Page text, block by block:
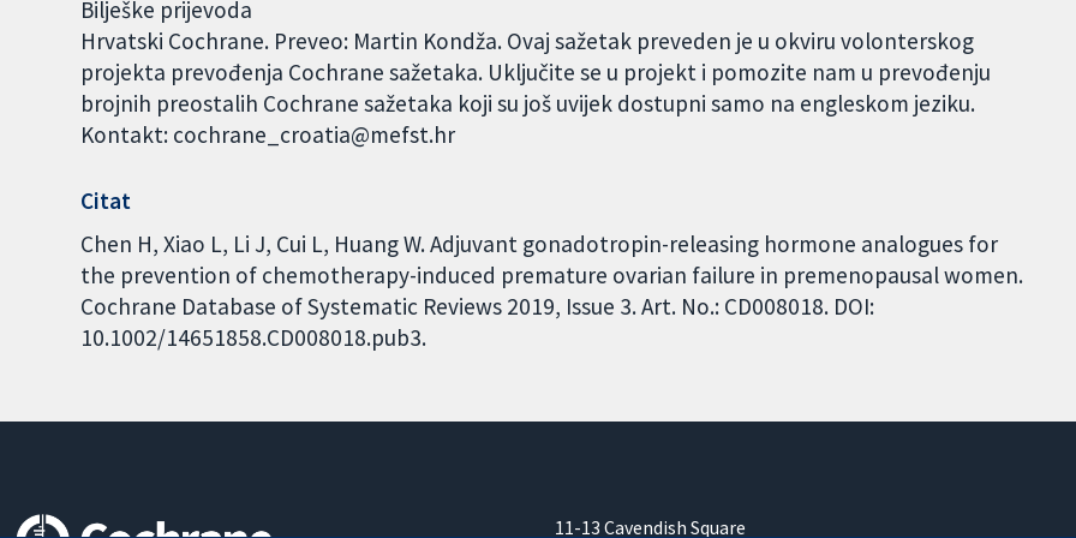
Bilješke prijevoda
Hrvatski Cochrane. Preveo: Martin Kondža. Ovaj sažetak preveden je u okviru volonterskog
projekta prevođenja Cochrane sažetaka. Uključite se u projekt i pomozite nam u prevođenju
brojnih preostalih Cochrane sažetaka koji su još uvijek dostupni samo na engleskom jeziku.
Kontakt: cochrane_croatia@mefst.hr
Citat
Chen H, Xiao L, Li J, Cui L, Huang W. Adjuvant gonadotropin-releasing hormone analogues for
the prevention of chemotherapy-induced premature ovarian failure in premenopausal women.
Cochrane Database of Systematic Reviews 2019, Issue 3. Art. No.: CD008018. DOI:
10.1002/14651858.CD008018.pub3.
11-13 Cavendish Square